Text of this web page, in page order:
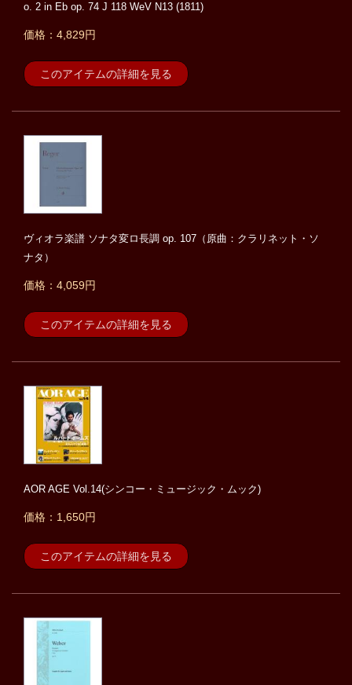
o. 2 in Eb op. 74 J 118 WeV N13 (1811)
価格：4,829円
このアイテムの詳細を見る
ヴィオラ楽譜 ソナタ変ロ長調 op. 107（原曲：クラリネット・ソ
ナタ）
価格：4,059円
このアイテムの詳細を見る
AOR AGE Vol.14(シンコー・ミュージック・ムック)
価格：1,650円
このアイテムの詳細を見る